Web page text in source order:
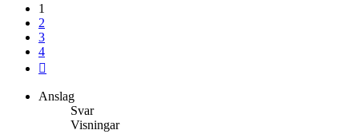
1
2
3
4
Anslag
Svar
Visningar